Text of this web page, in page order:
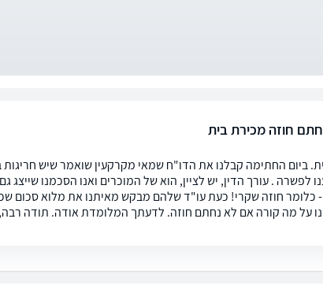
חוזה מכירת בית
ביום החתימה קבלנו את הדו"ח שמאי מקרקעין שואמר שיש חריגות
. עורך הדין, יש לציין, הוא של המוכרים ואנו הסכמנו שייצג גם
- כלומר חוזה שקרי! כעת עו"ד שלהם מבקש מאיתנו את מלוא סכום
על מה קורה אם לא נחתם חוזה. לדעתך המלומדת אודה. תודה רבה,